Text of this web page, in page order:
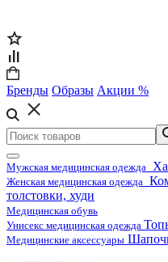
Бренды Образы Акции %
Мужская медицинская одежда
Женская медицинская одежда
толстовки, худи
Медицинская обувь
Унисекс медицинская одежда
Медицинские аксессуары